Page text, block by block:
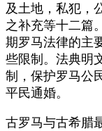
及土地，私犯，
之补充等十二篇
期罗马法律的主
些限制。法典明
制，保护罗马公
平民通婚。
古罗马与古希腊